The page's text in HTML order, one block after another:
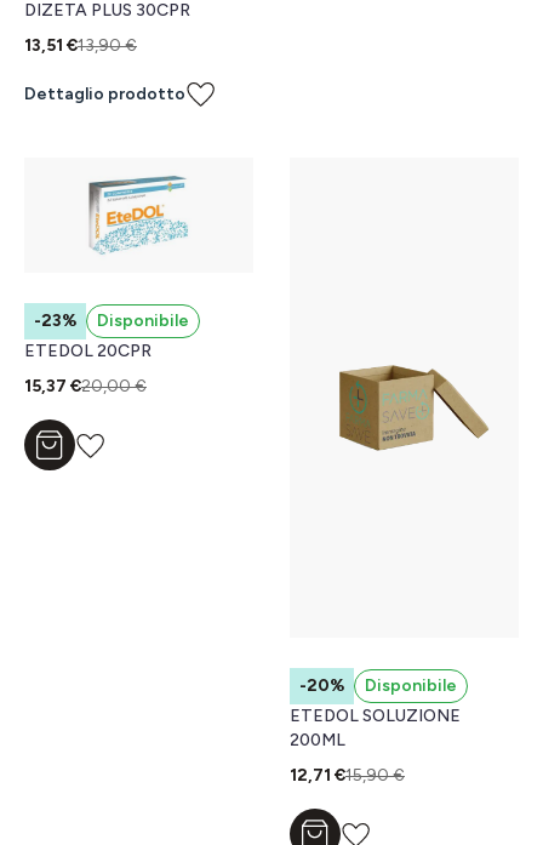
DIZETA PLUS 30CPR
13,51 €13,90 €
Dettaglio prodotto
-23%
Disponibile
ETEDOL 20CPR
15,37 €20,00 €
Aggiungi al carrello
-20%
Disponibile
ETEDOL SOLUZIONE
200ML
12,71 €15,90 €